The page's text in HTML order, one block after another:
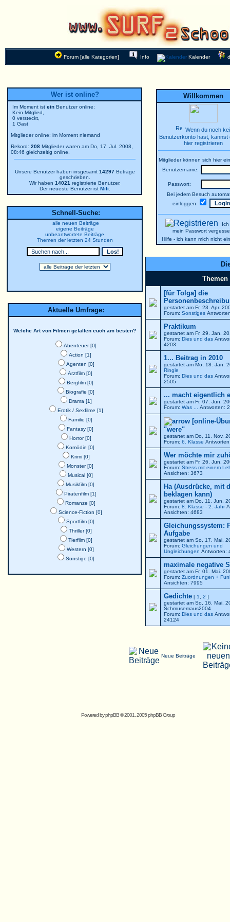
Forum [alle Kategorien] Info Kalender
Wer ist online?
Im Moment ist ein Benutzer online:
Kein Mitglied,
0 versteckt,
1 Gast
Mitglieder online: im Moment niemand
Rekord: 208 Mitglieder waren am Do, 17. Jul. 2008,
08:46 gleichzeitig online.
Unsere Benutzer haben insgesamt 14297Beträge
geschrieben.
Wir haben 14021 registrierte Benutzer.
Der neueste Benutzer ist Mili
Schnell-Suche:
alle neuen Beiträge
eigene Beiträge
unbeantwortete Beiträge
Themen der letzten 24 Stunden
Aktuelle Umfrage:
Welche Art von Filmen gefallen euch am besten?
Abenteuer [0]
Action [1]
Agenten [0]
Arztfilm [0]
Bergfilm [0]
Biografie [0]
Drama [1]
Erotik / Sexfilme [1]
Familie [0]
Fantasy [0]
Horror [0]
Komödie [0]
Krimi [0]
Monster [0]
Musical [0]
Musikfilm [0]
Piratenfilm [1]
Romanze [0]
Science-Fiction [0]
Sportfilm [0]
Thriller [0]
Tierfilm [0]
Western [0]
Sonstige [0]
Willkommen
Wenn du noch
Benutzerkonto hast, kannst
hier registrieren
Mitglieder können sich hier
Benutzername:
Passwort:
Bei jedem Besuch
einloggen
mein Passwort
Hilfe - ich kann mich nicht
Themen
[für Tolga] die
gestartet am Fr, 23. Apr.
Forum: Sonstiges
Praktikum
gestartet am Fr, 29. Jan.
Forum: Dies und das
4203
1... Beitrag in 2010
gestartet am Mo, 18. Jan.
Ringle
Forum: Dies und das
2505
... macht eigentlich
gestartet am Fr, 07. Jun.
Forum: Was ... Antworten:
[online-
"were"
gestartet am Do, 11. Nov.
Forum: 6. Klasse
Wer möchte mir
gestartet am Fr, 26. Jun.
Forum: Stress mit einem
Ansichten: 3673
Ha (Ausdrücke, mit
beklagen kann)
gestartet am Do, 11. Jun.
Forum: 8. Klasse - 2. Jahr
Ansichten: 4683
Gleichungssystem:
Aufgabe
gestartet am So, 17. Mai.
Forum: Gleichungen und
Ungleichungen Antworten:
maximale negative
gestartet am Fr, 01. Mai.
Forum: Zuordnungen +
Ansichten: 7995
Gedichte [ 1 2 ]
gestartet am So, 16. Mai.
Schmusemaus2004
Forum: Dies und das
24124
Neue Beiträge
Powered byphpBB© 2001, 2005 phpBB Group